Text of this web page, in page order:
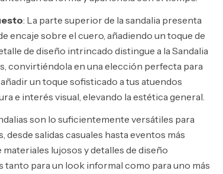
: La parte superior de la sandalia presenta
encaje sobre el cuero, añadiendo un toque de
de diseño intrincado distingue a la Sandalia
convirtiéndola en una elección perfecta para
un toque sofisticado a tus atuendos
e interés visual, elevando la estética general.
son lo suficientemente versátiles para
desde salidas casuales hasta eventos más
lujosos y detalles de diseño
tanto para un look informal como para uno más